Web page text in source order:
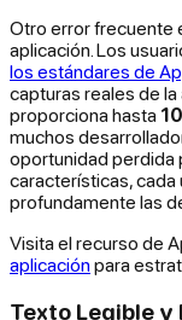
Otro error frecuente
aplicación. Los
los estándares de
capturas reales de
proporciona hasta
muchos
oportunidad perdida
características, cada
profundamente las
Visita el recurso de
aplicación para
Texto Legible